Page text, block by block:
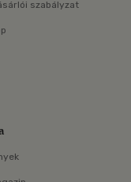
szabályzat